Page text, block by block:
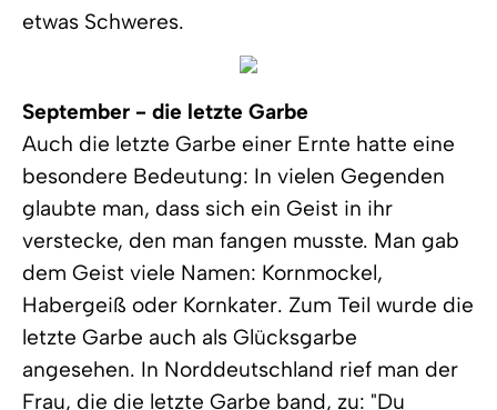
etwas Schweres.
September - die letzte Garbe
Auch die letzte Garbe einer Ernte hatte eine
besondere Bedeutung: In vielen Gegenden
glaubte man, dass sich ein Geist in ihr
verstecke, den man fangen musste. Man gab
dem Geist viele Namen: Kornmockel,
Habergeiß oder Kornkater. Zum Teil wurde die
letzte Garbe auch als Glücksgarbe
angesehen. In Norddeutschland rief man der
Frau, die die letzte Garbe band, zu: "Du